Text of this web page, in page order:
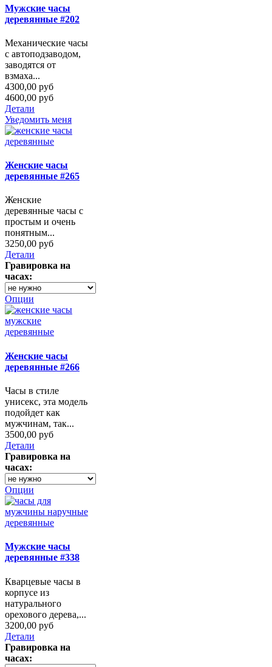
Мужские часы
деревянные #202
Механические часы
с автоподзаводом,
заводятся от
взмаха...
4300,00 руб
4600,00 руб
Детали
Уведомить меня
Женские часы
деревянные #265
Женские
деревянные часы с
простым и очень
понятным...
3250,00 руб
Детали
Гравировка на
часах:
Опции
Женские часы
деревянные #266
Часы в стиле
унисекс, эта модель
подойдет как
мужчинам, так...
3500,00 руб
Детали
Гравировка на
часах:
Опции
Мужские часы
деревянные #338
Кварцевые часы в
корпусе из
натурального
орехового дерева,...
3200,00 руб
Детали
Гравировка на
часах: